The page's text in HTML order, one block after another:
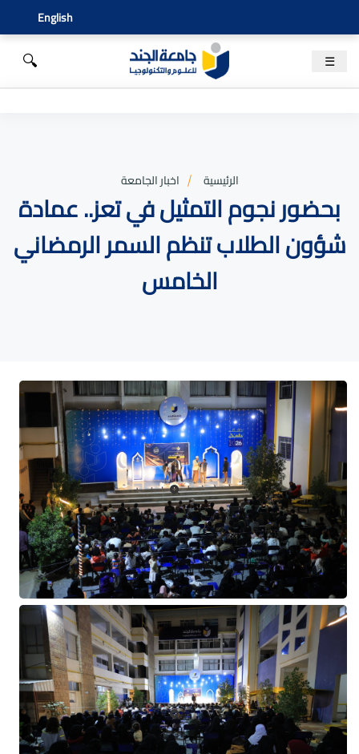
English
☰
🔍
الرئيسية اخبار الجامعة
بحضور نجوم التمثيل في تعز.. عمادة
شؤون الطلاب تنظم السمر الرمضاني
الخامس